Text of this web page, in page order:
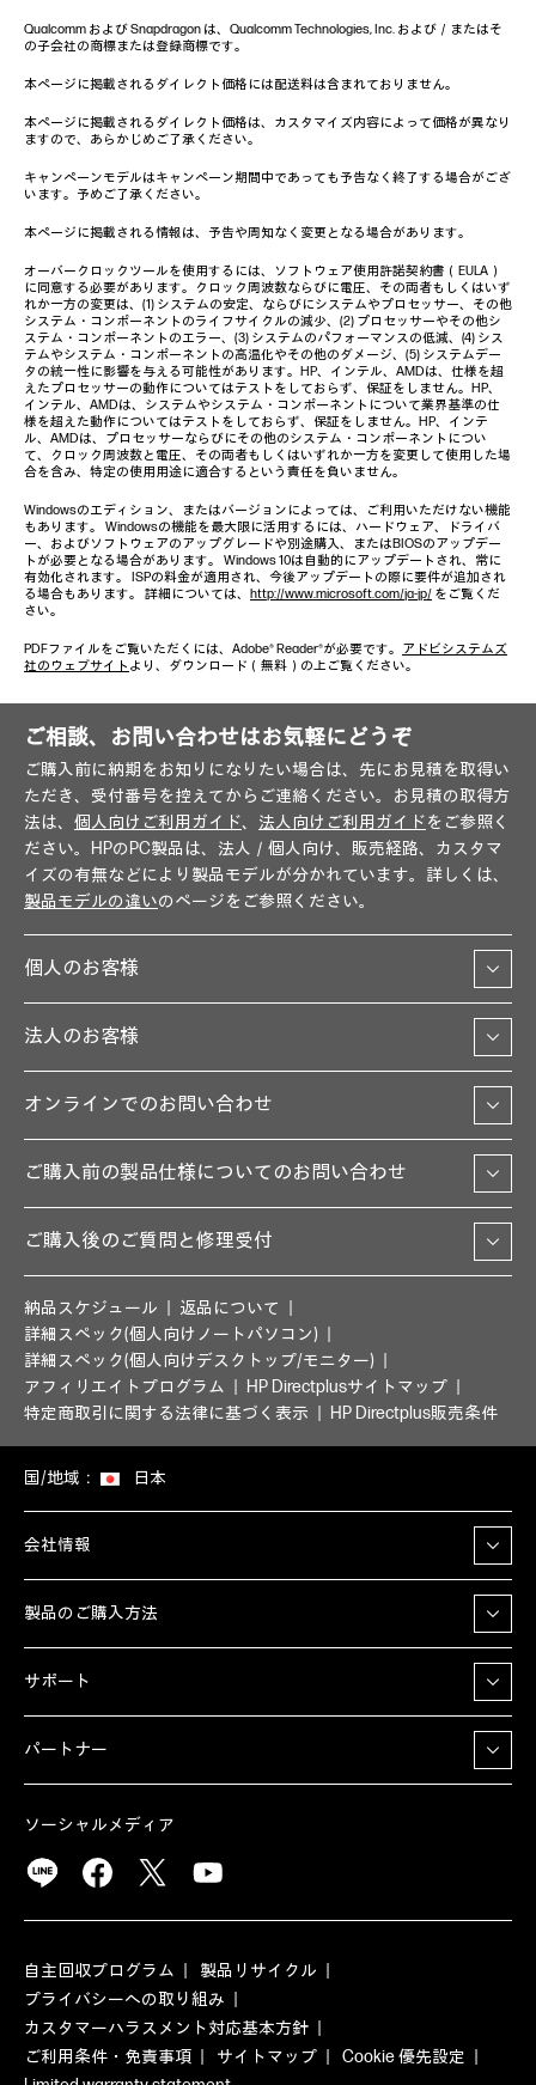
Qualcomm および Snapdragon は、Qualcomm Technologies, Inc. および／またはそ
の子会社の商標または登録商標です。
本ページに掲載されるダイレクト価格には配送料は含まれておりません。
本ページに掲載されるダイレクト価格は、カスタマイズ内容によって価格が異なり
ますので、あらかじめご了承ください。
キャンペーンモデルはキャンペーン期間中であっても予告なく終了する場合がござ
います。予めご了承ください。
本ページに掲載される情報は、予告や周知なく変更となる場合があります。
オーバークロックツールを使用するには、ソフトウェア使用許諾契約書（EULA）
に同意する必要があります。クロック周波数ならびに電圧、その両者もしくはいず
れか一方の変更は、(1) システムの安定、ならびにシステムやプロセッサー、その他
システム・コンポーネントのライフサイクルの減少、(2) プロセッサーやその他シ
ステム・コンポーネントのエラー、(3) システムのパフォーマンスの低減、(4) シス
テムやシステム・コンポーネントの高温化やその他のダメージ、(5) システムデー
タの統一性に影響を与える可能性があります。HP、インテル、AMDは、仕様を超
えたプロセッサーの動作についてはテストをしておらず、保証をしません。HP、
インテル、AMDは、システムやシステム・コンポーネントについて業界基準の仕
様を超えた動作についてはテストをしておらず、保証をしません。HP、インテ
ル、AMDは、プロセッサーならびにその他のシステム・コンポーネントについ
て、クロック周波数と電圧、その両者もしくはいずれか一方を変更して使用した場
合を含み、特定の使用用途に適合するという責任を負いません。
Windowsのエディション、またはバージョンによっては、ご利用いただけない機能
もあります。 Windowsの機能を最大限に活用するには、ハードウェア、ドライバ
ー、およびソフトウェアのアップグレードや別途購入、またはBIOSのアップデー
トが必要となる場合があります。 Windows 10は自動的にアップデートされ、常に
有効化されます。 ISPの料金が適用され、今後アップデートの際に要件が追加され
る場合もあります。 詳細については、 http://www.microsoft.com/ja-jp/ をご覧くだ
さい。
PDFファイルをご覧いただくには、Adobe® Reader®が必要です。 アドビシステムズ
社のウェブサイト より、ダウンロード（無料）の上ご覧ください。
ご相談、お問い合わせはお気軽にどうぞ
ご購入前に納期をお知りになりたい場合は、先にお見積を取得い
ただき、受付番号を控えてからご連絡ください。お見積の取得方
法は、 個人向けご利用ガイド、 法人向けご利用ガイドをご参照く
ださい。HPのPC製品は、法人／個人向け、販売経路、カスタマ
イズの有無などにより製品モデルが分かれています。詳しくは、
製品モデルの違いのページをご参照ください。
個人のお客様
法人のお客様
オンラインでのお問い合わせ
ご購入前の製品仕様についてのお問い合わせ
ご購入後のご質問と修理受付
納品スケジュール
返品について
詳細スペック(個人向けノートパソコン)
詳細スペック(個人向けデスクトップ/モニター)
アフィリエイトプログラム
HP Directplusサイトマップ
特定商取引に関する法律に基づく表示
HP Directplus販売条件
国/地域： 日本
会社情報
製品のご購入方法
サポート
パートナー
ソーシャルメディア
自主回収プログラム
製品リサイクル
プライバシーへの取り組み
カスタマーハラスメント対応基本方針
ご利用条件・免責事項
サイトマップ
Cookie 優先設定